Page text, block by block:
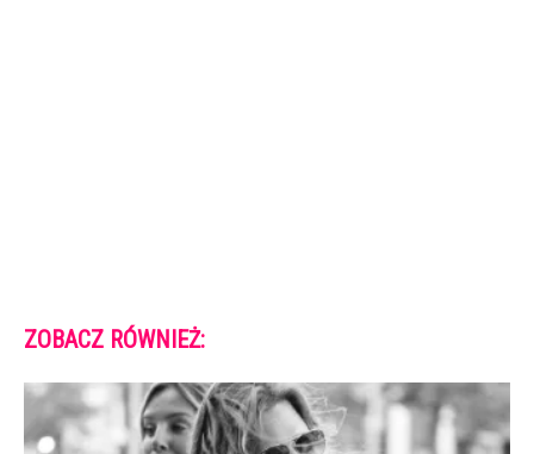
ZOBACZ RÓWNIEŻ: